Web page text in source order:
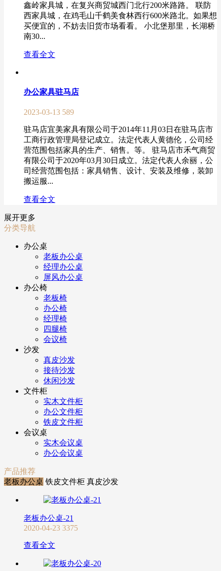
鑫岭家具城，在复兴商贸城西门北行200米路路。 联防
西家具城，在鸡毛山千鹤美食林西行600米路北。如果想
买便宜的，不妨去旧货市场看看。 小北堡那里，长湖桥
南30...
查看全文
办公家具驻马店
2023-03-13 589
驻马店宜美家具有限公司于2014年11月03日在驻马店市
工商行政管理局登记成立。法定代表人黄德伦，公司经
营范围包括家具的生产、销售。等。 驻马店市禾气商贸
有限公司于2020年03月30日成立。法定代表人余丽，公
司经营范围包括：家具销售、设计、安装及维修，装卸
搬运服...
查看全文
展开更多
分类导航
办公桌
老板办公桌
经理办公桌
屏风办公桌
办公椅
老板椅
办公椅
经理椅
四腿椅
会议椅
沙发
真皮沙发
接待沙发
休闲沙发
文件柜
实木文件柜
办公文件柜
铁皮文件柜
会议桌
实木会议桌
办公会议桌
产品推荐
老板办公桌 铁皮文件柜 真皮沙发
老板办公桌-21
2020-04-23 3375
查看全文